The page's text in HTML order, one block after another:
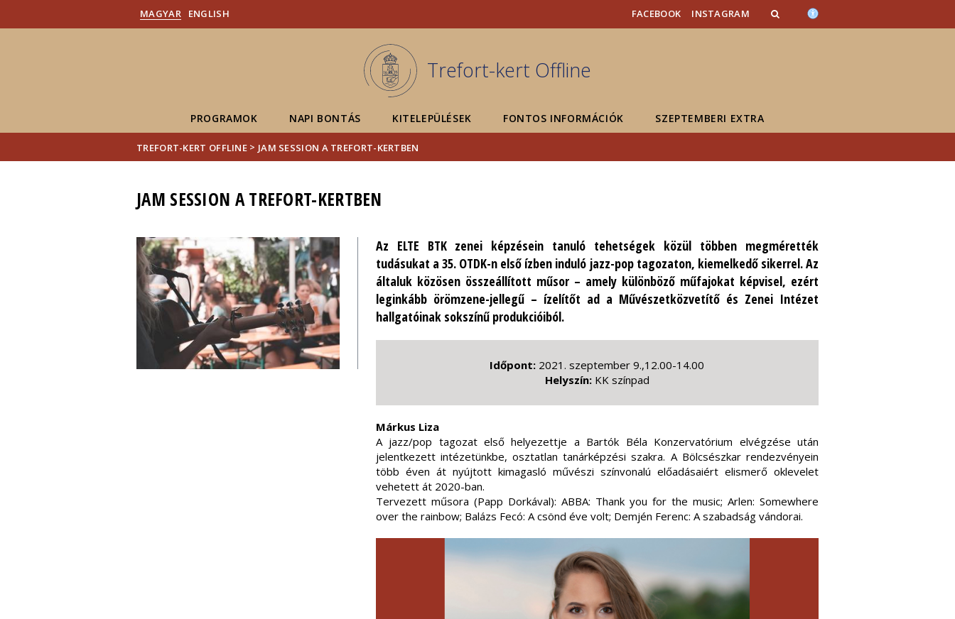
MAGYAR ENGLISH FACEBOOK INSTAGRAM
Trefort-kert Offline
PROGRAMOK NAPI BONTÁS KITELEPÜLÉSEK FONTOS INFORMÁCIÓK SZEPTEMBERI EXTRA
TREFORT-KERT OFFLINE > JAM SESSION A TREFORT-KERTBEN
JAM SESSION A TREFORT-KERTBEN
Az ELTE BTK zenei képzésein tanuló tehetségek közül többen megmérették
tudásukat a 35. OTDK-n első ízben induló jazz-pop tagozaton, kiemelkedő sikerrel. Az
általuk közösen összeállított műsor – amely különböző műfajokat képvisel, ezért
leginkább örömzene-jellegű – ízelítőt ad a Művészetközvetítő és Zenei Intézet
hallgatóinak sokszínű produkcióiból.
Időpont: 2021. szeptember 9.,12.00-14.00
Helyszín:KK színpad
Márkus Liza
A jazz/pop tagozat első helyezettje a Bartók Béla Konzervatórium elvégzése után
jelentkezett intézetünkbe, osztatlan tanárképzési szakra. A Bölcsészkar rendezvényein
több éven át nyújtott kimagasló művészi színvonalú előadásaiért elismerő oklevelet
vehetett át 2020-ban.
Tervezett műsora (Papp Dorkával): ABBA: Thank you for the music; Arlen: Somewhere
over the rainbow; Balázs Fecó: A csönd éve volt; Demjén Ferenc: A szabadság vándorai.